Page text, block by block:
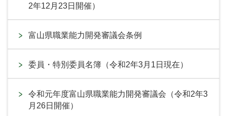
2年12月23日開催）
富山県職業能力開発審議会条例
委員・特別委員名簿（令和2年3月1日現在）
令和元年度富山県職業能力開発審議会（令和2年3
月26日開催）